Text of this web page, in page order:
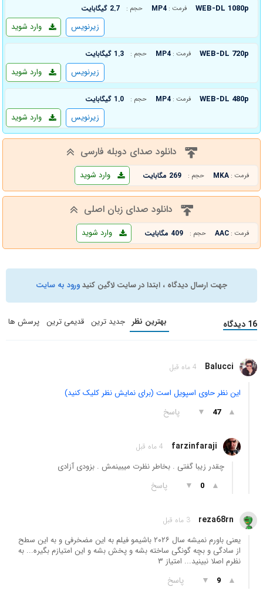
WEB-DL 1080p فرمت : MP4 حجم : 2.7 گیگابایت
وارد شوید زیرنویس
WEB-DL 720p فرمت : MP4 حجم : 1.3 گیگابایت
وارد شوید زیرنویس
WEB-DL 480p فرمت : MP4 حجم : 1.0 گیگابایت
وارد شوید زیرنویس
دانلود صدای دوبله فارسی
فرمت : MKA حجم : 269 مگابایت وارد شوید
دانلود صدای زبان اصلی
فرمت : AAC حجم : 409 مگابایت وارد شوید
جهت ارسال دیدگاه ، ابتدا در سایت لاگین کنیدورود به سایت
16 دیدگاه بهترین نظر جدید ترین قدیمی ترین پرسش ها
Balucci 4 ماه قبل
این نظر حاوی اسپویل است (برای نمایش نظر کلیک کنید)
▲
47
▼ پاسخ
farzinfaraji 4 ماه قبل
چقدر زیبا گفتی . بخاطر نظرت میبینمش . بزودی آزادی
▲
0
▼ پاسخ
reza68rn 3 ماه قبل
یعنی باورم نمیشه سال ۲۰۲۶ باشیمو فیلم به این مضخرفی و به این سطح
از سادگی و بچه گونگی ساخته بشه و پخش بشه و این امتیازم بگیره... به
نظرم اصلا نبینید... امتیاز ۳
▲
9
▼ پاسخ